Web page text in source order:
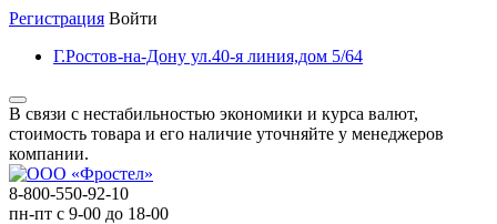
Регистрация Войти
Г.Ростов-на-Дону ул.40-я линия,дом 5/64
В связи с нестабильностью экономики и курса валют,
стоимость товара и его наличие уточняйте у менеджеров
компании.
8-800-550-92-10
пн-пт с 9-00 до 18-00